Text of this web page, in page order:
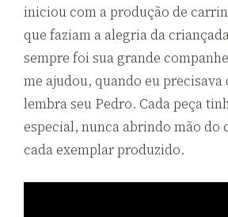
iniciou com a produção de
que faziam a alegria da
sempre foi sua grande
me ajudou, quando eu precisava
lembra seu Pedro. Cada peça
especial, nunca abrindo mão do
cada exemplar produzido.